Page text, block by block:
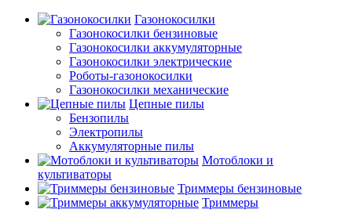
Газонокосилки
Газонокосилки бензиновые
Газонокосилки аккумуляторные
Газонокосилки электрические
Роботы-газонокосилки
Газонокосилки механические
Цепные пилы
Бензопилы
Электропилы
Аккумуляторные пилы
Мотоблоки и
культиваторы
Триммеры бензиновые
Триммеры